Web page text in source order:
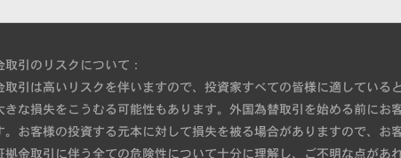
引のリスクについて：
取引は高いリスクを伴いますので、投資家すべての皆様に適してい
きな損失をこうむる可能性もあります。外国為替取引を始める前に
。お客様の投資する元本に対して損失を被る場合がありますので、
拠金取引に伴う全ての危険性について十分に理解し、ご不明な点が